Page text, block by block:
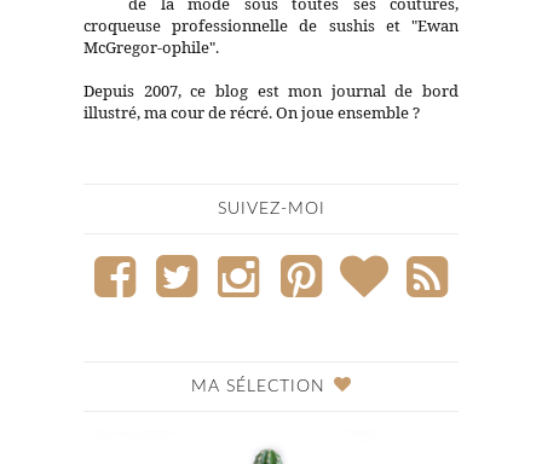
croqueuse professionnelle de sushis et "Ewan
McGregor-ophile".
Depuis 2007, ce blog est mon journal de bord
illustré, ma cour de récré. On joue ensemble ?
SUIVEZ-MOI
MA SÉLECTION